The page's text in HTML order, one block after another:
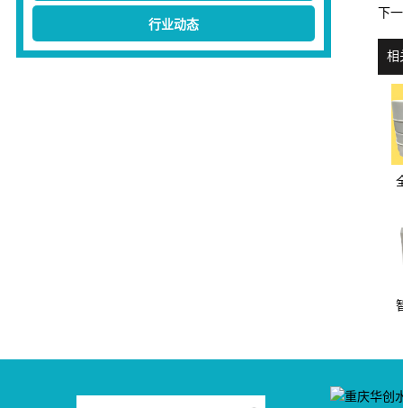
行业动态
下
相